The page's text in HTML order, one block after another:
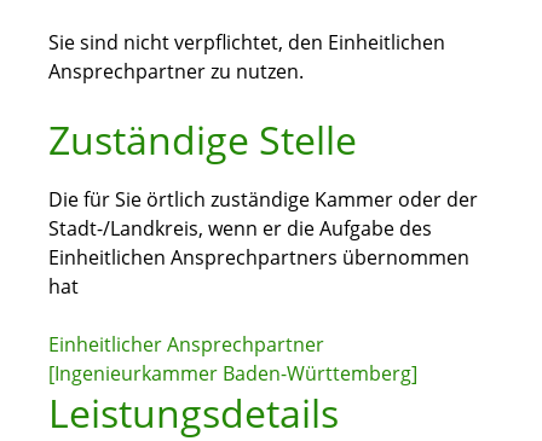
Sie sind nicht verpflichtet, den Einheitlichen
Ansprechpartner zu nutzen.
Zuständige Stelle
Die für Sie örtlich zuständige Kammer oder der
Stadt-/Landkreis, wenn er die Aufgabe des
Einheitlichen Ansprechpartners übernommen
hat
Einheitlicher Ansprechpartner
[Ingenieurkammer Baden-Württemberg]
Leistungsdetails